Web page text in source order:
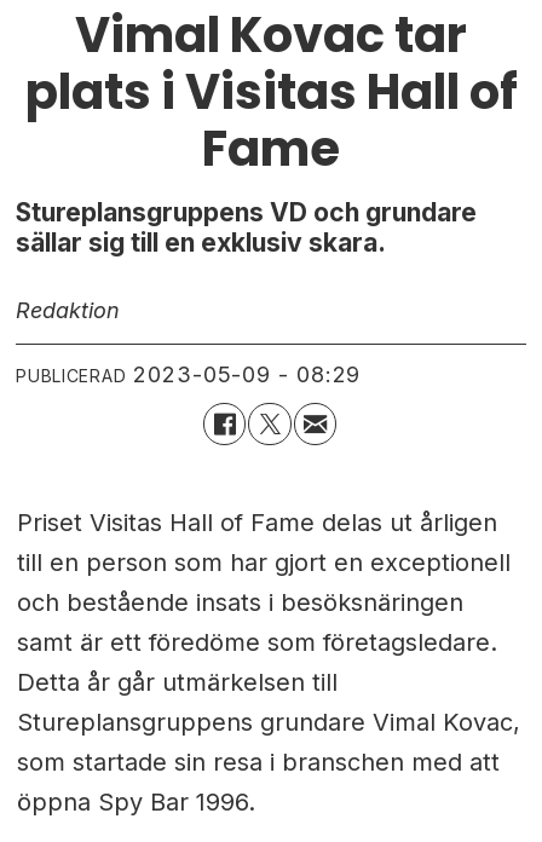
Vimal Kovac tar
plats i Visitas Hall of
Fame
Stureplansgruppens VD och grundare
sällar sig till en exklusiv skara.
Redaktion
PUBLICERAD 2023-05-09 - 08:29
Priset Visitas Hall of Fame delas ut årligen
till en person som har gjort en exceptionell
och bestående insats i besöksnäringen
samt är ett föredöme som företagsledare.
Detta år går utmärkelsen till
Stureplansgruppens grundare Vimal Kovac,
som startade sin resa i branschen med att
öppna Spy Bar 1996.